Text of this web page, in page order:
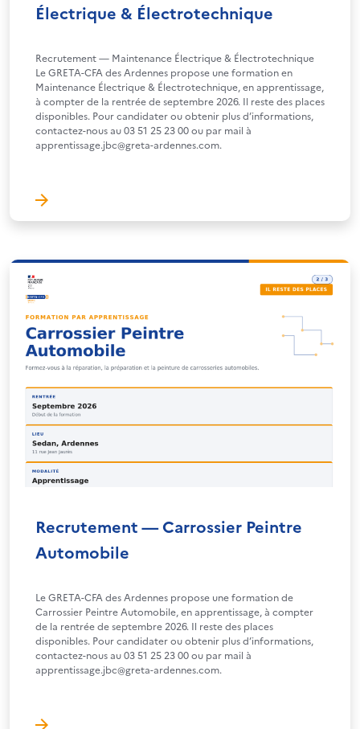
Électrique & Électrotechnique
Recrutement — Maintenance Électrique & Électrotechnique
Le GRETA-CFA des Ardennes propose une formation en
Maintenance Électrique & Électrotechnique, en apprentissage,
à compter de la rentrée de septembre 2026. Il reste des places
disponibles. Pour candidater ou obtenir plus d’informations,
contactez-nous au 03 51 25 23 00 ou par mail à
apprentissage.jbc@greta-ardennes.com.
Recrutement — Carrossier Peintre
Automobile
Le GRETA-CFA des Ardennes propose une formation de
Carrossier Peintre Automobile, en apprentissage, à compter
de la rentrée de septembre 2026. Il reste des places
disponibles. Pour candidater ou obtenir plus d’informations,
contactez-nous au 03 51 25 23 00 ou par mail à
apprentissage.jbc@greta-ardennes.com.